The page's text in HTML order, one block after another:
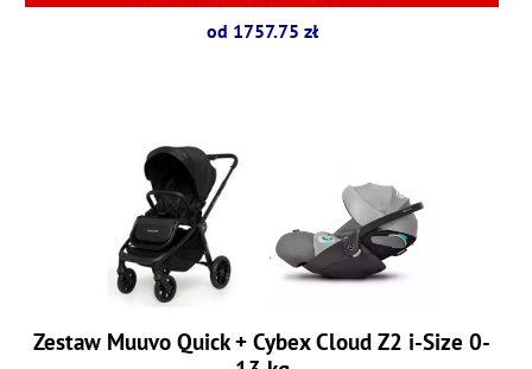
od 1757.75 zł
Zestaw Muuvo Quick + Cybex Cloud Z2 i-Size 0-